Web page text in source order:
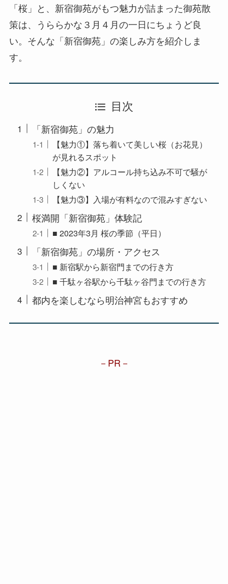
「桜」と、新宿御苑がもつ魅力が詰まった御苑散
策は、うららかな３月４月の一日にちょうど良
い。そんな「新宿御苑」の楽しみ方を紹介しま
す。
目次
「新宿御苑」の魅力
【魅力①】落ち着いて美しい桜（お花見）
が見れるスポット
【魅力②】アルコール持ち込み不可で騒が
しくない
【魅力③】入場が有料なので混みすぎない
桜満開「新宿御苑」体験記
■ 2023年3月 桜の季節（平日）
「新宿御苑」の場所・アクセス
■ 新宿駅から新宿門までの行き方
■ 千駄ヶ谷駅から千駄ヶ谷門までの行き方
都内を楽しむなら明治神宮もおすすめ
PR